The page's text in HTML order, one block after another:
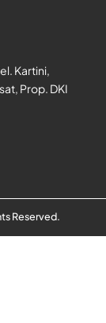
Kartini,
Prop. DKI
Reserved.